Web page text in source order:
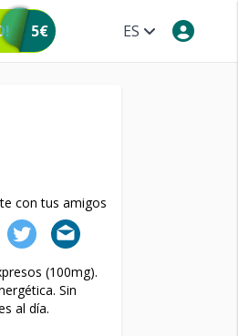
ES
5€
con tus amigos
(100mg).
Sin
al día.